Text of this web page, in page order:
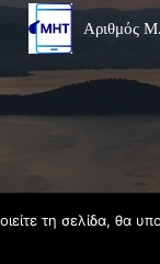
Αριθμός
τη σελίδα, θα